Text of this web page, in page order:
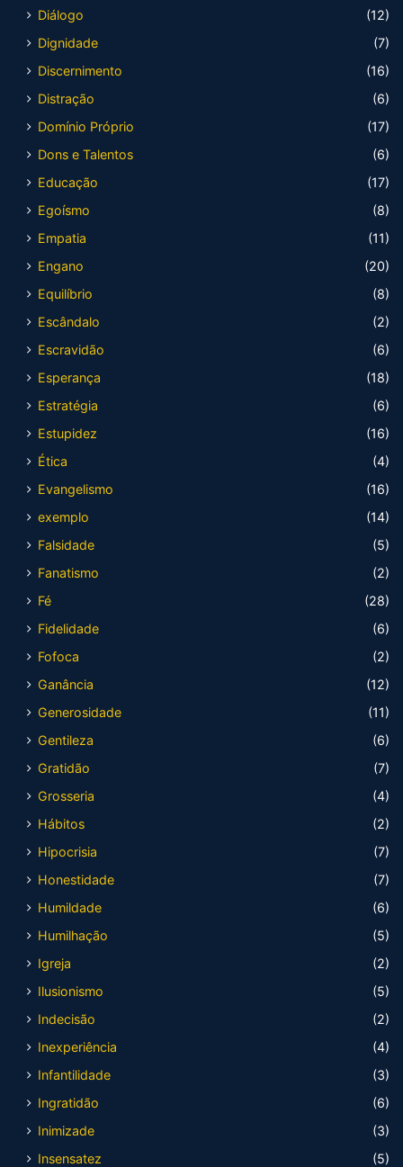
Diálogo
(12)
Dignidade
(7)
Discernimento
(16)
Distração
(6)
Domínio Próprio
(17)
Dons e Talentos
(6)
Educação
(17)
Egoísmo
(8)
Empatia
(11)
Engano
(20)
Equilíbrio
(8)
Escândalo
(2)
Escravidão
(6)
Esperança
(18)
Estratégia
(6)
Estupidez
(16)
Ética
(4)
Evangelismo
(16)
exemplo
(14)
Falsidade
(5)
Fanatismo
(2)
Fé
(28)
Fidelidade
(6)
Fofoca
(2)
Ganância
(12)
Generosidade
(11)
Gentileza
(6)
Gratidão
(7)
Grosseria
(4)
Hábitos
(2)
Hipocrisia
(7)
Honestidade
(7)
Humildade
(6)
Humilhação
(5)
Igreja
(2)
Ilusionismo
(5)
Indecisão
(2)
Inexperiência
(4)
Infantilidade
(3)
Ingratidão
(6)
Inimizade
(3)
Insensatez
(5)